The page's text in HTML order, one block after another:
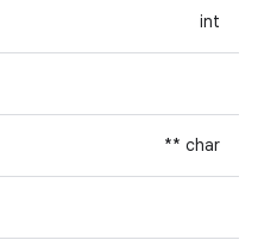
int
char **